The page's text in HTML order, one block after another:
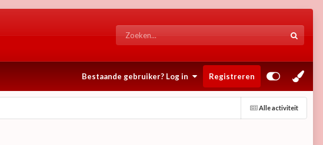
Bestaande gebruiker? Log in Registreren
Alle activiteit